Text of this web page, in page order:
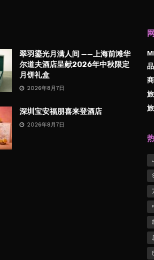
翠羽鎏光月满人间 ——上海前滩华
尔道夫酒店呈献2026年中秋限定
月饼礼盒
2026年8月7日
深圳宝安福朋喜来登酒店
2026年8月7日